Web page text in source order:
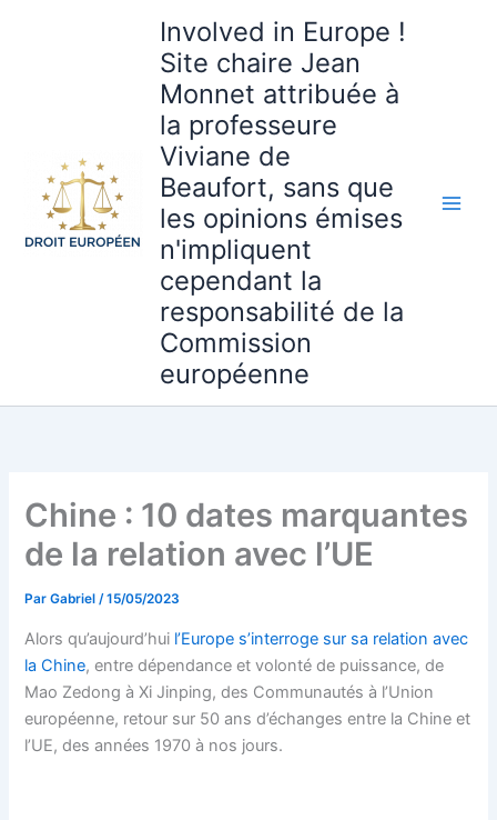
Involved in Europe !
Site chaire Jean
Monnet attribuée à
la professeure
Viviane de
Beaufort, sans que
les opinions émises
n'impliquent
cependant la
responsabilité de la
Commission
européenne
Chine : 10 dates marquantes
de la relation avec l’UE
ParGabriel/15/05/2023
Alors qu’aujourd’hui l’Europe s’interroge sur sa relation avec
la Chine, entre dépendance et volonté de puissance, de
Mao Zedong à Xi Jinping, des Communautés à l’Union
européenne, retour sur 50 ans d’échanges entre la Chine et
l’UE, des années 1970 à nos jours.